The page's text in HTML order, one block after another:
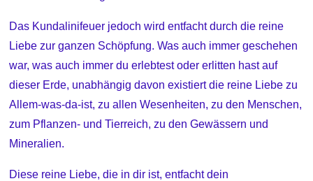
Das Kundalinifeuer jedoch wird entfacht durch die reine
Liebe zur ganzen Schöpfung. Was auch immer geschehen
war, was auch immer du erlebtest oder erlitten hast auf
dieser Erde, unabhängig davon existiert die reine Liebe zu
Allem-was-da-ist, zu allen Wesenheiten, zu den Menschen,
zum Pflanzen- und Tierreich, zu den Gewässern und
Mineralien.
Diese reine Liebe, die in dir ist, entfacht dein